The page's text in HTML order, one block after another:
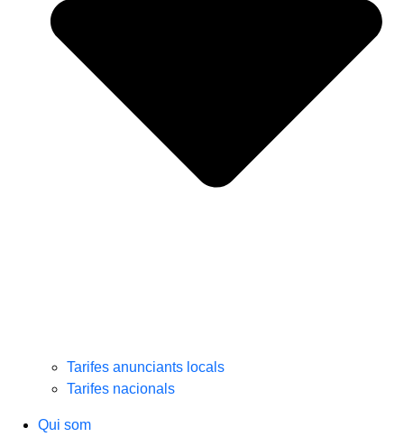
Tarifes anunciants locals
Tarifes nacionals
Qui som